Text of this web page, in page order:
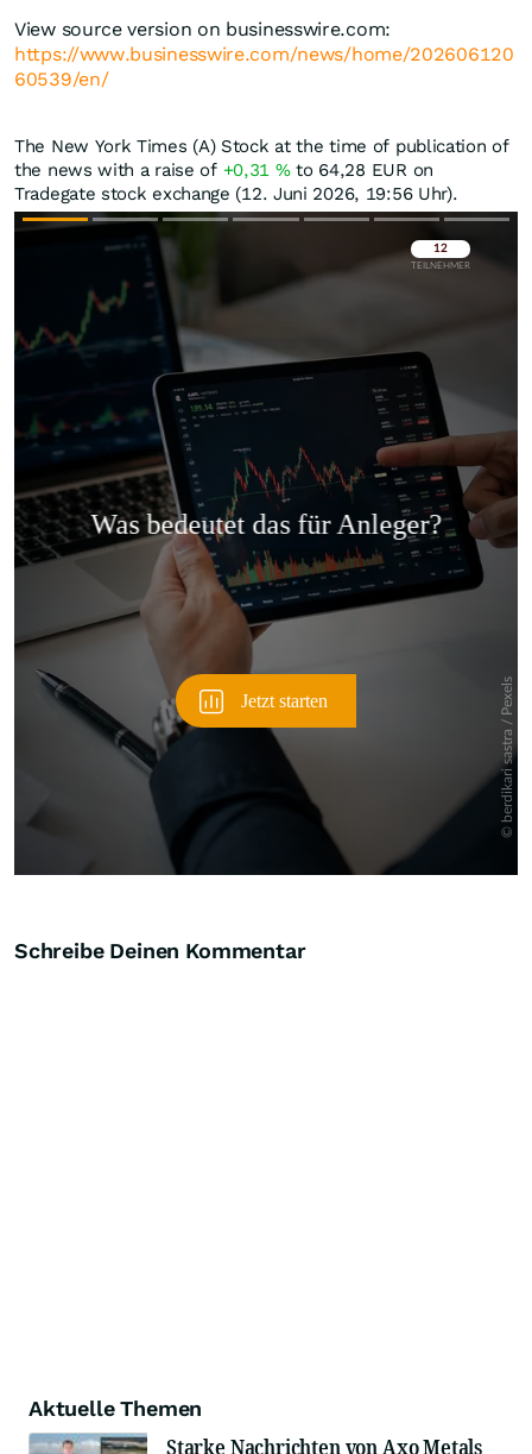
View source version on businesswire.com:
https://www.businesswire.com/news/home/202606120
60539/en/
The New York Times (A) Stock at the time of publication of
the news with a raise of +0,31 %to 64,28 EUR on
Tradegate stock exchange (12. Juni 2026, 19:56 Uhr).
Überspringen
Schreibe Deinen Kommentar
Aktuelle Themen
Starke Nachrichten von Axo Metals